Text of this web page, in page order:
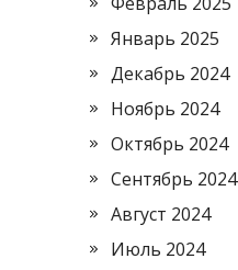
Январь 2025
Декабрь 2024
Ноябрь 2024
Октябрь 2024
Сентябрь 2024
Август 2024
Июль 2024